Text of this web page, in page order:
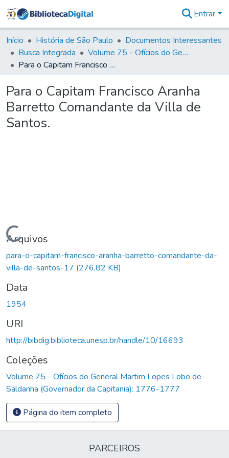
&
Coleções
Tudo na
Biblioteca
Estatísticas
Entrar
Início História de São Paulo
Documentos Interessantes
Busca Integrada
Volume 75 - Ofícios do General Martim Lopes Lobo de Saldanha (Governador da Capitania): 1776-1777
Para o Capitam Francisco Aranha Barretto Comandante da Villa de Santos.
Para o Capitam Francisco Aranha
Barretto Comandante da Villa de
Santos.
Carregando...
Arquivos
para-o-capitam-francisco-aranha-barretto-comandante-da-
villa-de-santos-17 (276,82 KB)
Data
1954
URI
http://bibdig.biblioteca.unesp.br/handle/10/16693
Coleções
Volume 75 - Ofícios do General Martim Lopes Lobo de
Saldanha (Governador da Capitania): 1776-1777
Página do item completo
PARCEIROS